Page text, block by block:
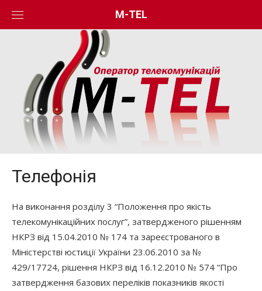
M-TEL
Телефонія
На виконання розділу 3 “Положення про якість
телекомунікаційних послуг”, затвердженого рішенням
НКРЗ від 15.04.2010 № 174 та зареєстрованого в
Міністерстві юстиції України 23.06.2010 за №
429/17724, рішення НКРЗ від 16.12.2010 № 574 “Про
затвердження базових переліків показників якості